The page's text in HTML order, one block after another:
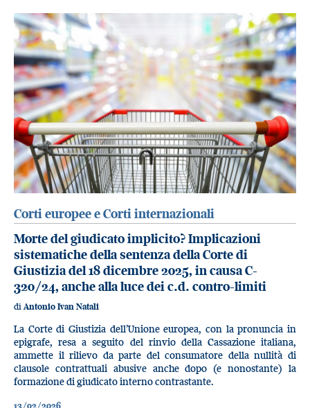
Corti europee e Corti internazionali
Morte del giudicato implicito? Implicazioni
sistematiche della sentenza della Corte di
Giustizia del 18 dicembre 2025, in causa C-
320/24, anche alla luce dei c.d. contro-limiti
di Antonio Ivan Natali
La Corte di Giustizia dell’Unione europea, con la pronuncia in
epigrafe, resa a seguito del rinvio della Cassazione italiana,
ammette il rilievo da parte del consumatore della nullità di
clausole contrattuali abusive anche dopo (e nonostante) la
formazione di giudicato interno contrastante.
13/02/2026